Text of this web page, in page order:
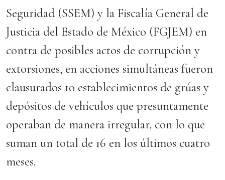
Seguridad (SSEM) y la Fiscalía General de
Justicia del Estado de México (FGJEM) en
contra de posibles actos de corrupción y
extorsiones, en acciones simultáneas fueron
clausurados 10 establecimientos de grúas y
depósitos de vehículos que presuntamente
operaban de manera irregular, con lo que
suman un total de 16 en los últimos cuatro
meses.